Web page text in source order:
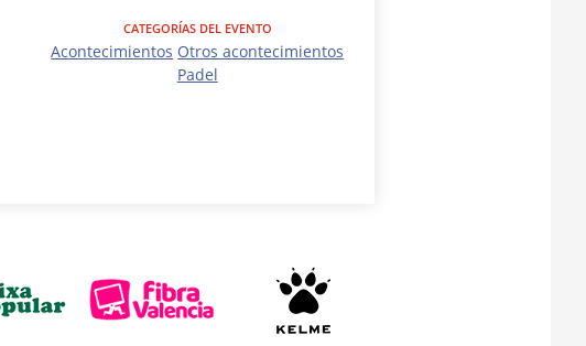
CATEGORÍAS DEL EVENTO
Acontecimientos Otros acontecimientos
Padel